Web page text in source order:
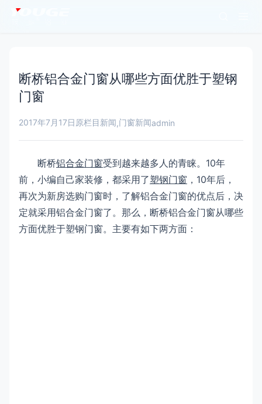
断桥铝合金门窗从哪些方面优胜于塑钢
门窗
2017年7月17日 原栏目新闻,门窗新闻admin
断桥铝合金门窗受到越来越多人的青睐。10年
前，小编自己家装修，都采用了塑钢门窗 ，10年后，
再次为新房选购门窗时，了解铝合金门窗的优点后，决
定就采用铝合金门窗了。那么，断桥铝合金门窗从哪些
方面优胜于塑钢门窗。主要有如下两方面：